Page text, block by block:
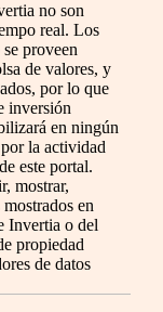
no son
real. Los
proveen
de valores, y
por lo que
inversión
en ningún
la actividad
este portal.
mostrar,
en
Invertia o del
propiedad
de datos